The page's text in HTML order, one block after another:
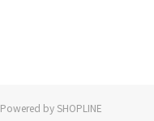
Powered by SHOPLINE